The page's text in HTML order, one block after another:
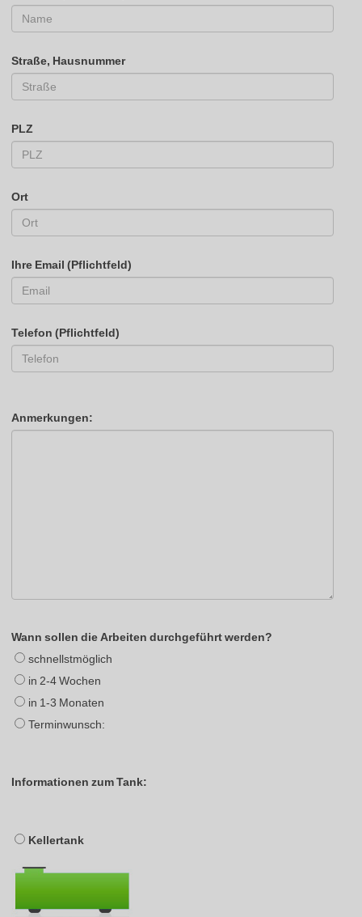
Straße, Hausnummer
PLZ
Ort
Ihre Email (Pflichtfeld)
Telefon (Pflichtfeld)
Anmerkungen:
Wann sollen die Arbeiten durchgeführt werden?
schnellstmöglich
in 2-4 Wochen
in 1-3 Monaten
Terminwunsch:
Informationen zum Tank:
Kellertank